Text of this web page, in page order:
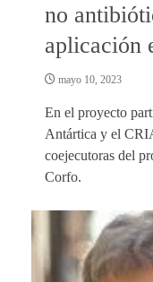
no
aplicación
mayo 10, 2023
En el proyecto
Antártica y el
coejecutoras del
Corfo.